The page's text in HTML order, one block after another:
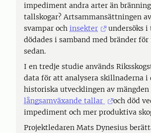
impediment andra arter än
tallskogar? Artsammansättningen
svampar och insekter
undersöks i
dödades i samband med bränder
sedan.
I en tredje studie används
data för att analysera skillnaderna i
historiska utvecklingen av mängden
långsamväxande tallar
och död
impediment och mer produktiva
Projektledaren Mats Dynesius